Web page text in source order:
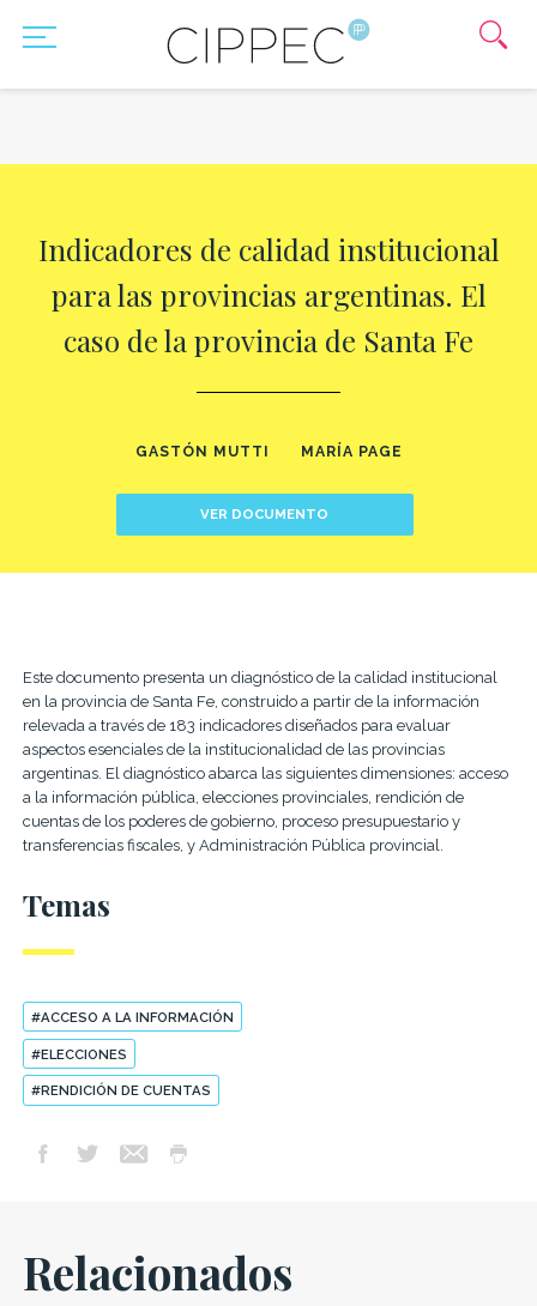
Indicadores de calidad institucional
para las provincias argentinas. El
caso de la provincia de Santa Fe
GASTÓN MUTTI MARÍA PAGE
VER DOCUMENTO
Este documento presenta un diagnóstico de la calidad institucional
en la provincia de Santa Fe, construido a partir de la información
relevada a través de 183 indicadores diseñados para evaluar
aspectos esenciales de la institucionalidad de las provincias
argentinas. El diagnóstico abarca las siguientes dimensiones: acceso
a la información pública, elecciones provinciales, rendición de
cuentas de los poderes de gobierno, proceso presupuestario y
transferencias fiscales, y Administración Pública provincial.
Temas
#ACCESO A LA INFORMACIÓN
#ELECCIONES
#RENDICIÓN DE CUENTAS
Relacionados